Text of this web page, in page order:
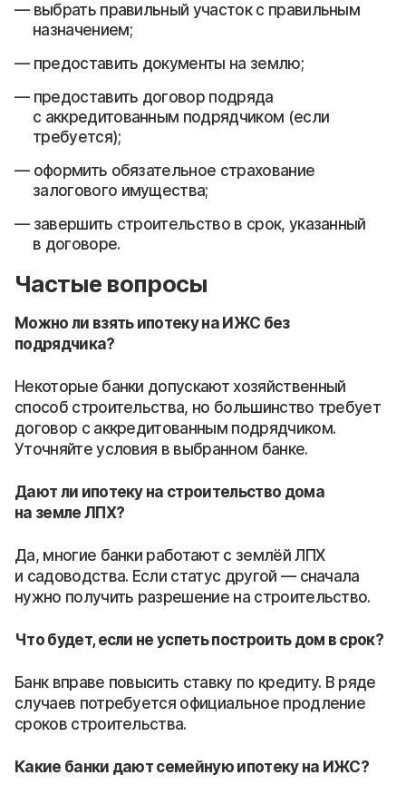
выбрать правильный участок с правильным
назначением;
предоставить документы на землю;
предоставить договор подряда
с аккредитованным подрядчиком (если
требуется);
оформить обязательное страхование
залогового имущества;
завершить строительство в срок, указанный
в договоре.
Частые вопросы
Можно ли взять ипотеку на ИЖС без
подрядчика?
Некоторые банки допускают хозяйственный
способ строительства, но большинство требует
договор с аккредитованным подрядчиком.
Уточняйте условия в выбранном банке.
Дают ли ипотеку на строительство дома
на земле ЛПХ?
Да, многие банки работают с землёй ЛПХ
и садоводства. Если статус другой — сначала
нужно получить разрешение на строительство.
Что будет, если не успеть построить дом в срок?
Банк вправе повысить ставку по кредиту. В ряде
случаев потребуется официальное продление
сроков строительства.
Какие банки дают семейную ипотеку на ИЖС?